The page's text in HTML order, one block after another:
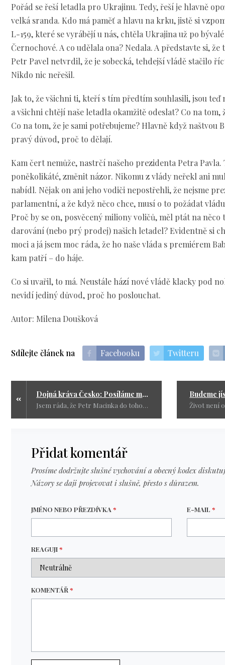
Pořád se řeší letadla pro Ukrajinu. Tedy, řeší je hlavně
velká sranda. Kdo má paměť a hlavu na krku, jistě si
L-159, které se vyrábějí u nás, chtěla Ukrajina už po
Černochové. A co udělala ona? Nedala. A představte si,
Petr Pavel netvrdil, že je sobecká, tehdejší vládě stačilo
Nikdo nic neřešil.
Jak to, že všichni ti, kteří s tím předtím souhlasili, jsou
a všichni chtějí naše letadla okamžitě odeslat? Co na tom,
Co na tom, že je sami potřebujeme? Hlavně když naštvou
pravý důvod, proč to dělají.
Kam čert nemůže, nastrčí našeho prezidenta Petra Pavla.
poněkolikáté, změnit názor. Nikomu z vlády neřekl ani
nabídl. Nějak on ani jeho vodiči nepostřehli, že nejsme
parlamentní, a že když něco chce, musí o to požádat
Proč by se on, posvěcený miliony voličů, měl ptát na něco
darování (nebo prý prodej) našich letadel? Evidentně si
moci a já jsem moc ráda, že ho naše vláda s premiérem
kam patří – do háje.
Co si uvařil, to má. Neustále hází nové vládě klacky pod
nevidí jediný důvod, proč ho poslouchat.
Autor: Milena Doušková
Sdílejte článek na Facebooku Twitteru
Dojná kráva Česko: Posíláme miliony do celého světa přes neziskovky
Jsem ráda, že Petr Macinka do toho hnízda píchl. Jako občance České republiky je mi totiž úplně jedno, jak se vzdělává žena v Barmě – a jsem si jistá, že barmské ženy mají úplně stejně „na háku“ nás tady v Česku.
Přidat komentář
Prosíme dodržujte slušné vychování a obecný kodex
Názory se daji projevovat i slušně, přesto s důrazem.
JMÉNO NEBO PŘEZDÍVKA* E-MAIL*
REAGUJI*
KOMENTÁŘ*